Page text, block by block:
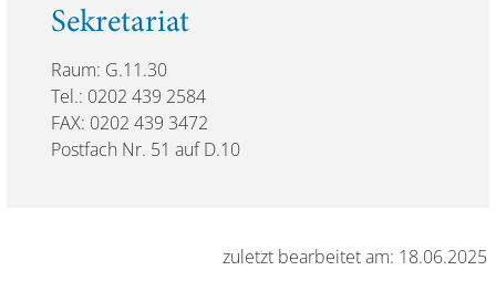
Sekretariat
Raum: G.11.30
Tel.: 0202 439 2584
FAX: 0202 439 3472
Postfach Nr. 51 auf D.10
zuletzt bearbeitet am: 18.06.2025